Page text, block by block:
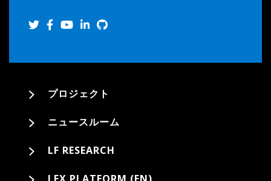
プロジェクト
ニュースルーム
LF RESEARCH